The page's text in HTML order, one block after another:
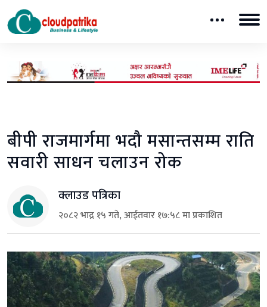
बीपी राजमार्गमा भदौ मसान्तसम्म राति
सवारी साधन चलाउन रोक
क्लाउड पत्रिका
२०८२ भाद्र १५ गते, आईतवार १७:५८ मा प्रकाशित